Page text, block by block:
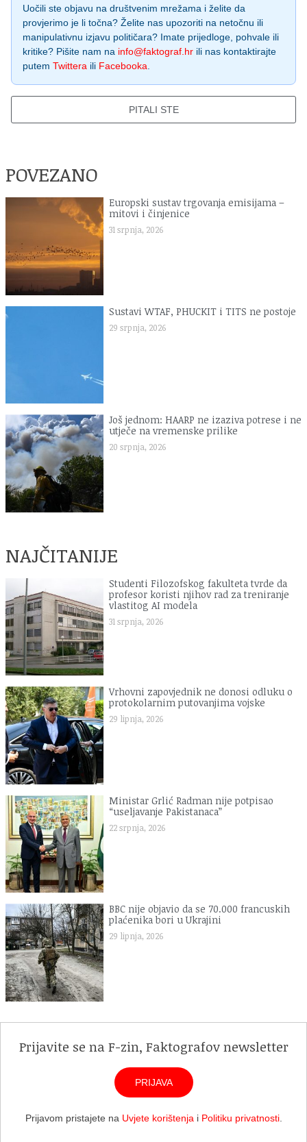
Uočili ste objavu na društvenim mrežama i želite da
provjerimo je li točna? Želite nas upozoriti na netočnu ili
manipulativnu izjavu političara? Imate prijedloge, pohvale ili
kritike? Pišite nam na info@faktograf.hr ili nas kontaktirajte
putem Twittera ili Facebooka.
PITALI STE
POVEZANO
Europski sustav trgovanja emisijama –
mitovi i činjenice
31 srpnja, 2026
Sustavi WTAF, PHUCKIT i TITS ne postoje
29 srpnja, 2026
Još jednom: HAARP ne izaziva potrese i ne
utječe na vremenske prilike
20 srpnja, 2026
NAJČITANIJE
Studenti Filozofskog fakulteta tvrde da
profesor koristi njihov rad za treniranje
vlastitog AI modela
31 srpnja, 2026
Vrhovni zapovjednik ne donosi odluku o
protokolarnim putovanjima vojske
29 lipnja, 2026
Ministar Grlić Radman nije potpisao
“useljavanje Pakistanaca”
22 srpnja, 2026
BBC nije objavio da se 70.000 francuskih
plaćenika bori u Ukrajini
29 lipnja, 2026
Prijavite se na F-zin, Faktografov newsletter
PRIJAVA
Prijavom pristajete na Uvjete korištenja i Politiku privatnosti.